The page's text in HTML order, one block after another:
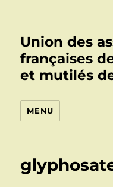
Union des
françaises
et mutilés
MENU